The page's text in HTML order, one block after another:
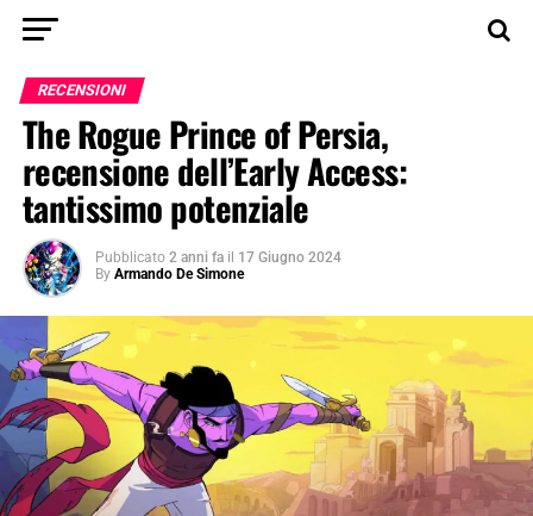
RECENSIONI
The Rogue Prince of Persia,
recensione dell’Early Access:
tantissimo potenziale
Pubblicato 2 anni fa il 17 Giugno 2024
By Armando De Simone